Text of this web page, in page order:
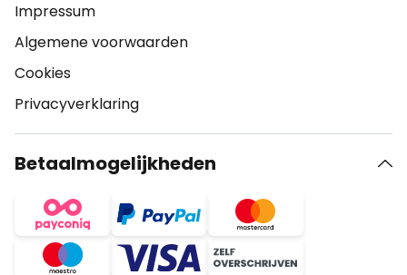
Impressum
Algemene voorwaarden
Cookies
Privacyverklaring
Betaalmogelijkheden